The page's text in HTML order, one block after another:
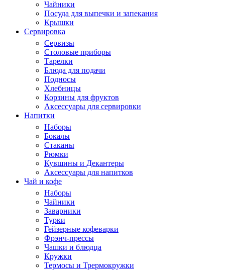
Чайники
Посуда для выпечки и запекания
Крышки
Сервировка
Сервизы
Столовые приборы
Тарелки
Блюда для подачи
Подносы
Хлебницы
Корзины для фруктов
Аксессуары для сервировки
Напитки
Наборы
Бокалы
Стаканы
Рюмки
Кувшины и Декантеры
Аксессуары для напитков
Чай и кофе
Наборы
Чайники
Заварники
Турки
Гейзерные кофеварки
Фрэнч-прессы
Чашки и блюдца
Кружки
Термосы и Трермокружки